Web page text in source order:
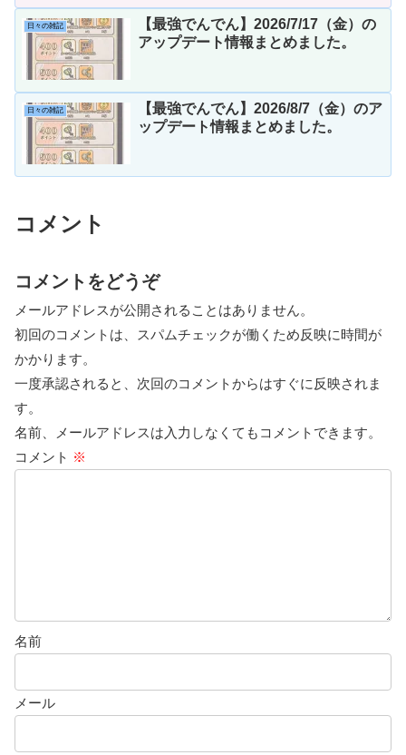
日々の雑記
【最強でんでん】2026/7/17（金）の
アップデート情報まとめました。
日々の雑記
【最強でんでん】2026/8/7（金）のア
ップデート情報まとめました。
コメント
コメントをどうぞ
メールアドレスが公開されることはありません。
初回のコメントは、スパムチェックが働くため反映に時間が
かかります。
一度承認されると、次回のコメントからはすぐに反映されま
す。
名前、メールアドレスは入力しなくてもコメントできます。
コメント ※
名前
メール